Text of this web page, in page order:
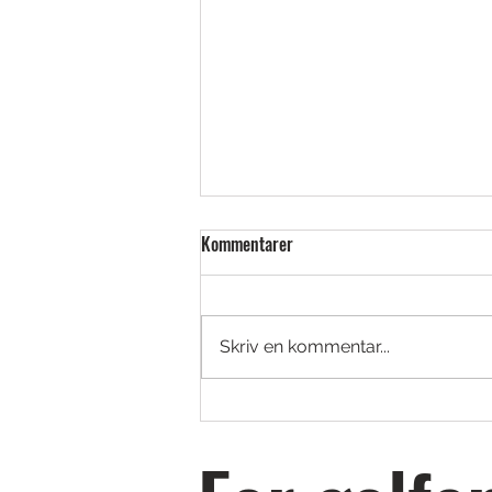
Golfjoy Spica 3 – Launch monitor i
Kommentarer
Skriv en kommentar...